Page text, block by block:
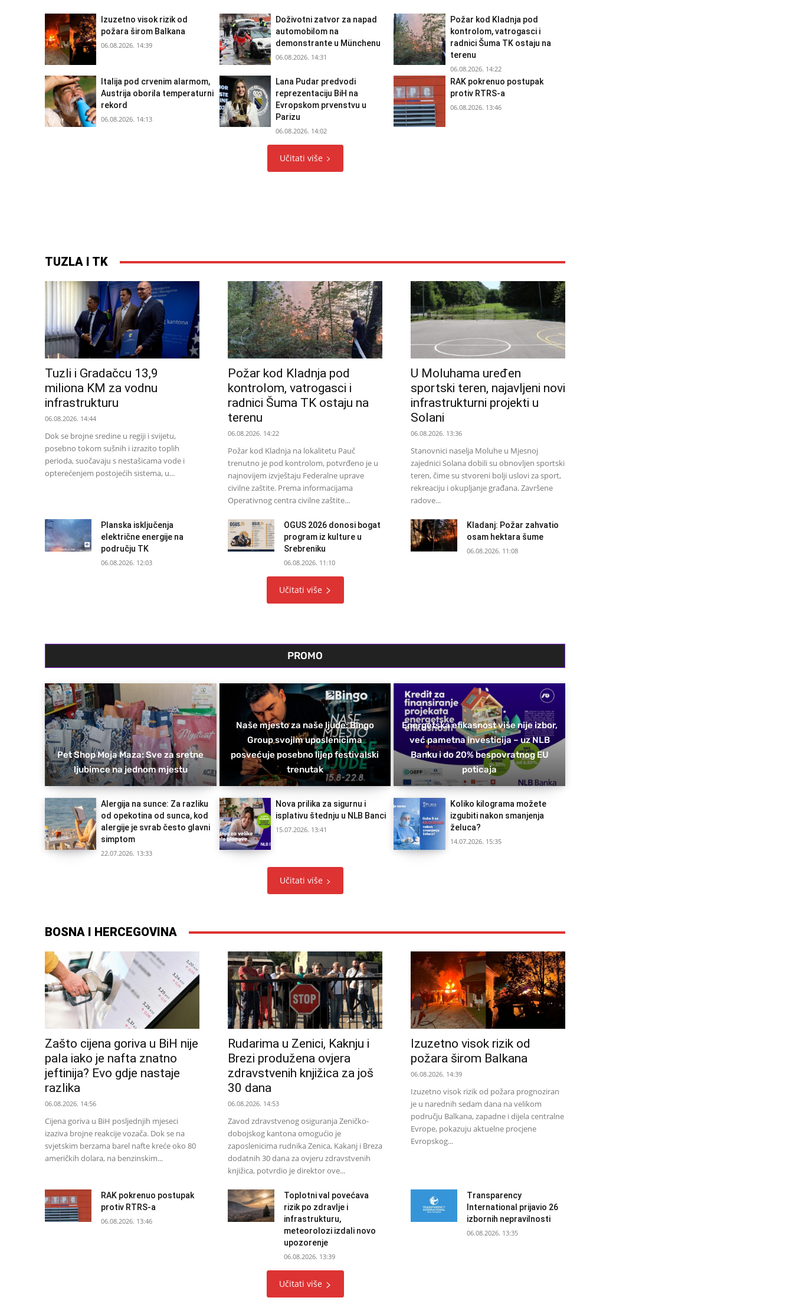
Izuzetno visok rizik od
požara širom Balkana
06.08.2026. 14:39
Doživotni zatvor za napad
automobilom na
demonstrante u Münchenu
06.08.2026. 14:31
Požar kod Kladnja pod
kontrolom, vatrogasci i
radnici Šuma TK ostaju na
terenu
06.08.2026. 14:22
Italija pod crvenim alarmom,
Austrija oborila temperaturni
rekord
06.08.2026. 14:13
Lana Pudar predvodi
reprezentaciju BiH na
Evropskom prvenstvu u
Parizu
06.08.2026. 14:02
RAK pokrenuo postupak
protiv RTRS-a
06.08.2026. 13:46
Učitati više
TUZLA I TK
Tuzli i Gradačcu 13,9
miliona KM za vodnu
infrastrukturu
06.08.2026. 14:44
Dok se brojne sredine u regiji i svijetu,
posebno tokom sušnih i izrazito toplih
perioda, suočavaju s nestašicama vode i
opterećenjem postojećih sistema, u...
Požar kod Kladnja pod
kontrolom, vatrogasci i
radnici Šuma TK ostaju na
terenu
06.08.2026. 14:22
Požar kod Kladnja na lokalitetu Pauč
trenutno je pod kontrolom, potvrđeno je u
najnovijem izvještaju Federalne uprave
civilne zaštite. Prema informacijama
Operativnog centra civilne zaštite...
U Moluhama uređen
sportski teren, najavljeni novi
infrastrukturni projekti u
Solani
06.08.2026. 13:36
Stanovnici naselja Moluhe u Mjesnoj
zajednici Solana dobili su obnovljen sportski
teren, čime su stvoreni bolji uslovi za sport,
rekreaciju i okupljanje građana. Završene
radove...
Planska isključenja
električne energije na
području TK
06.08.2026. 12:03
OGUS 2026 donosi bogat
program iz kulture u
Srebreniku
06.08.2026. 11:10
Kladanj: Požar zahvatio
osam hektara šume
06.08.2026. 11:08
Učitati više
PROMO
Pet Shop Moja Maza: Sve za sretne
ljubimce na jednom mjestu
Naše mjesto za naše ljude: Bingo
Group svojim uposlenicima
posvećuje posebno lijep festivalski
trenutak
Energetska efikasnost više nije izbor,
već pametna investicija – uz NLB
Banku i do 20% bespovratnog EU
poticaja
Alergija na sunce: Za razliku
od opekotina od sunca, kod
alergije je svrab često glavni
simptom
22.07.2026. 13:33
Nova prilika za sigurnu i
isplativu štednju u NLB Banci
15.07.2026. 13:41
Koliko kilograma možete
izgubiti nakon smanjenja
želuca?
14.07.2026. 15:35
Učitati više
BOSNA I HERCEGOVINA
Zašto cijena goriva u BiH nije
pala iako je nafta znatno
jeftinija? Evo gdje nastaje
razlika
06.08.2026. 14:56
Cijena goriva u BiH posljednjih mjeseci
izaziva brojne reakcije vozača. Dok se na
svjetskim berzama barel nafte kreće oko 80
američkih dolara, na benzinskim...
Rudarima u Zenici, Kaknju i
Brezi produžena ovjera
zdravstvenih knjižica za još
30 dana
06.08.2026. 14:53
Zavod zdravstvenog osiguranja Zeničko-
dobojskog kantona omogućio je
zaposlenicima rudnika Zenica, Kakanj i Breza
dodatnih 30 dana za ovjeru zdravstvenih
knjižica, potvrdio je direktor ove...
Izuzetno visok rizik od
požara širom Balkana
06.08.2026. 14:39
Izuzetno visok rizik od požara prognoziran
je u narednih sedam dana na velikom
području Balkana, zapadne i dijela centralne
Evrope, pokazuju aktuelne procjene
Evropskog...
RAK pokrenuo postupak
protiv RTRS-a
06.08.2026. 13:46
Toplotni val povećava
rizik po zdravlje i
infrastrukturu,
meteorolozi izdali novo
upozorenje
06.08.2026. 13:39
Transparency
International prijavio 26
izbornih nepravilnosti
06.08.2026. 13:35
Učitati više